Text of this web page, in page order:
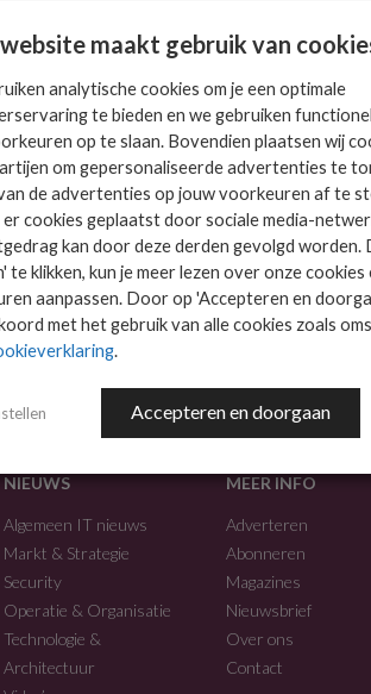
NIEUWS
Algemeen IT nieuws
Markt & Strategie
Security
Operatie & Organisatie
Technologie &
Architectuur
MEER INFO
Adverteren
Abonneren
Magazines
Nieuwsbrief
Over ons
Contact
maakt gebruik van
analytische cookies om je een optimale
te bieden en we gebruiken
op te slaan. Bovendien plaatsen wij
om gepersonaliseerde advertenties te
de advertenties op jouw voorkeuren af te
cookies geplaatst door sociale media-
kan door deze derden gevolgd worden.
te klikken, kun je meer lezen over onze cookies
aanpassen. Door op 'Accepteren en
met het gebruik van alle cookies zoals
.
Accepteren en doorgaan